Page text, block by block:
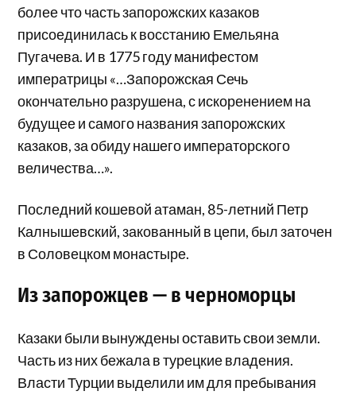
более что часть запорожских казаков
присоединилась к восстанию Емельяна
Пугачева. И в 1775 году манифестом
императрицы «…Запорожская Сечь
окончательно разрушена, с искоренением на
будущее и самого названия запорожских
казаков, за обиду нашего императорского
величества…».
Последний кошевой атаман, 85-летний Петр
Калнышевский, закованный в цепи, был заточен
в Соловецком монастыре.
Из запорожцев — в черноморцы
Казаки были вынуждены оставить свои земли.
Часть из них бежала в турецкие владения.
Власти Турции выделили им для пребывания